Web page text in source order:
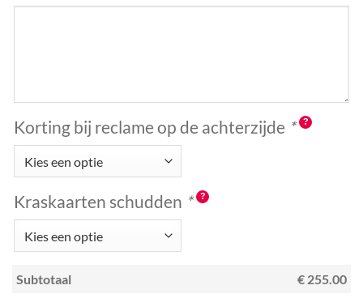
Korting bij reclame op de achterzijde *
Kraskaarten schudden *
Subtotaal
€ 255.00